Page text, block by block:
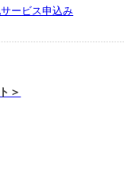
ービス申込み
＞